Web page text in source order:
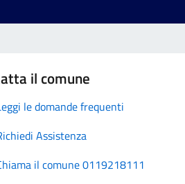
il comune
le domande frequenti
Assistenza
il comune 0119218111